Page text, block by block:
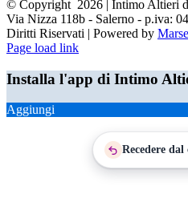
© Copyright 2026 | Intimo Altieri
Via Nizza 118b - Salerno - p.iva:
Diritti Riservati | Powered by
Facebook
Page load link
Installa l'app di Intimo
Aggiungi
Recedere